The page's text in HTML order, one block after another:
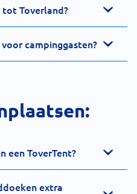
tot Toverland?
campinggasten?
een ToverTent?
extra